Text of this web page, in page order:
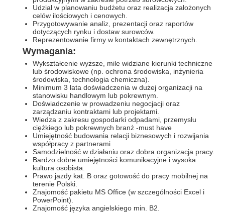
Udział w planowaniu budżetu oraz realizacja założonych
celów ilościowych i cenowych.
Przygotowywanie analiz, prezentacji oraz raportów
dotyczących rynku i dostaw surowców.
Reprezentowanie firmy w kontaktach zewnętrznych.
Wymagania:
Wykształcenie wyższe, mile widziane kierunki techniczne
lub środowiskowe (np. ochrona środowiska, inżynieria
środowiska, technologia chemiczna).
Minimum 3 lata doświadczenia w dużej organizacji na
stanowisku handlowym lub pokrewnym.
Doświadczenie w prowadzeniu negocjacji oraz
zarządzaniu kontraktami lub projektami.
Wiedza z zakresu gospodarki odpadami, przemysłu
ciężkiego lub pokrewnych branż -must have
Umiejętność budowania relacji biznesowych i rozwijania
współpracy z partnerami
Samodzielność w działaniu oraz dobra organizacja pracy.
Bardzo dobre umiejętności komunikacyjne i wysoka
kultura osobista.
Prawo jazdy kat. B oraz gotowość do pracy mobilnej na
terenie Polski.
Znajomość pakietu MS Office (w szczególności Excel i
PowerPoint).
Znajomość języka angielskiego min. B2.